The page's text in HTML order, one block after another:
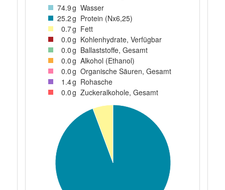
74.9g Wasser
25.2g Protein (Nx6,25)
0.7g Fett
0.0g Kohlenhydrate, Verfügbar
0.0g Ballaststoffe, Gesamt
0.0g Alkohol (Ethanol)
0.0g Organische Säuren, Gesamt
1 .4g Rohasche
0.0g Zuckeralkohole, Gesamt